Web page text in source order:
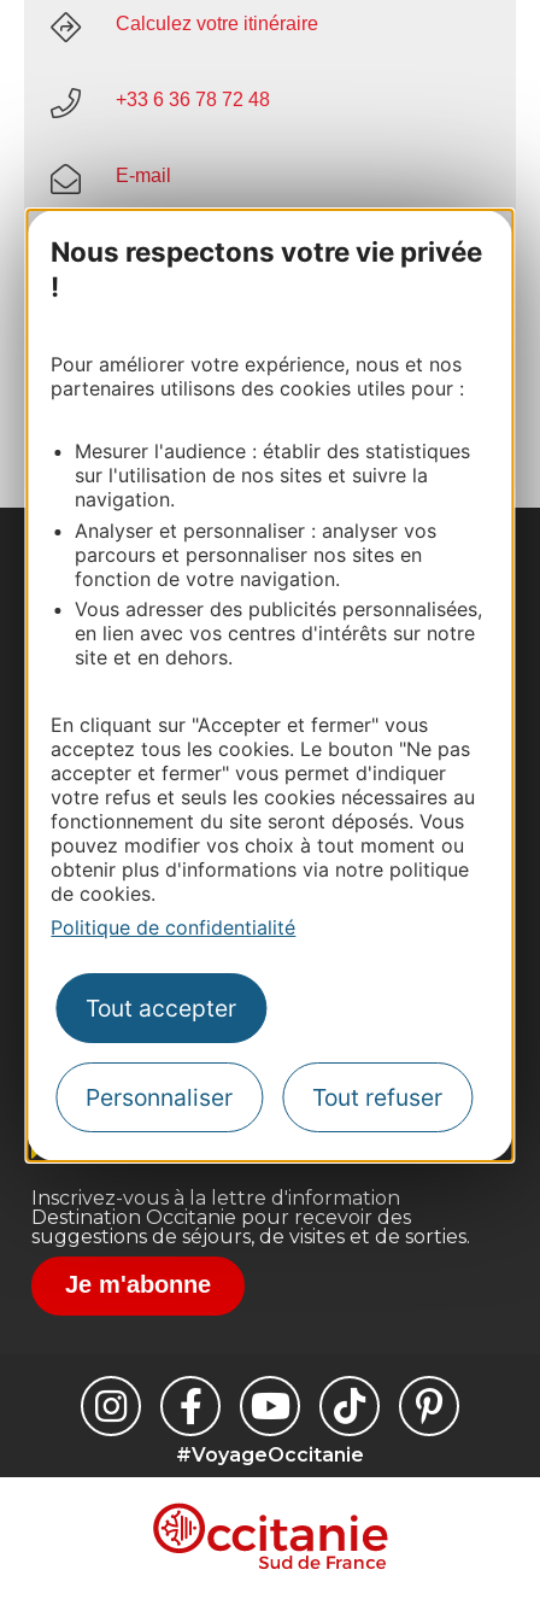
Nous respectons votre vie privée
!
Pour améliorer votre expérience, nous et nos
partenaires utilisons des cookies utiles pour :
Mesurer l'audience : établir des statistiques
sur l'utilisation de nos sites et suivre la
navigation.
Analyser et personnaliser : analyser vos
parcours et personnaliser nos sites en
fonction de votre navigation.
Vous adresser des publicités personnalisées,
en lien avec vos centres d'intérêts sur notre
site et en dehors.
En cliquant sur "Accepter et fermer" vous
acceptez tous les cookies. Le bouton "Ne pas
accepter et fermer" vous permet d'indiquer
votre refus et seuls les cookies nécessaires au
fonctionnement du site seront déposés. Vous
pouvez modifier vos choix à tout moment ou
obtenir plus d'informations via notre politique
de cookies.
Politique de confidentialité
Tout accepter
Personnaliser Tout refuser
Calculez votre itinéraire
+33 6 36 78 72 48
E-mail
Site internet
AJOUTER
Nous contacter
Carte interactive
Thermalisme
Business/Mice
Pros d'Occitanie
Site presse et d'influence
Voyagistes
Inscrivez-vous à la lettre d'information
Destination Occitanie pour recevoir des
suggestions de séjours, de visites et de sorties.
Je m'abonne
#VoyageOccitanie